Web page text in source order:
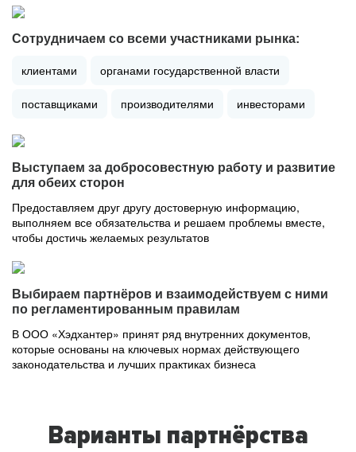
Сотрудничаем со всеми участниками рынка:
клиентами органами государственной власти
поставщиками производителями инвесторами
Выступаем за добросовестную работу и развитие
для обеих сторон
Предоставляем друг другу достоверную информацию,
выполняем все обязательства и решаем проблемы вместе,
чтобы достичь желаемых результатов
Выбираем партнёров и взаимодействуем с ними
по регламентированным правилам
В ООО «Хэдхантер» принят ряд внутренних документов,
которые основаны на ключевых нормах действующего
законодательства и лучших практиках бизнеса
Варианты партнёрства